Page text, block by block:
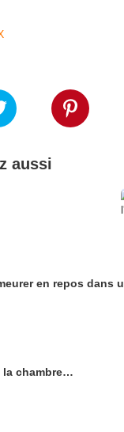
aussi
en repos dans
la chambre…